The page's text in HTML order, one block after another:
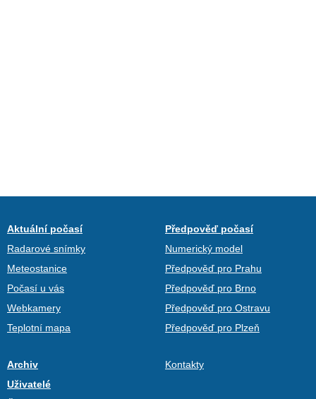
Aktuální počasí
Radarové snímky
Meteostanice
Počasí u vás
Webkamery
Teplotní mapa
Předpověď počasí
Numerický model
Předpověď pro Prahu
Předpověď pro Brno
Předpověď pro Ostravu
Předpověď pro Plzeň
Archiv
Uživatelé
Kontakty